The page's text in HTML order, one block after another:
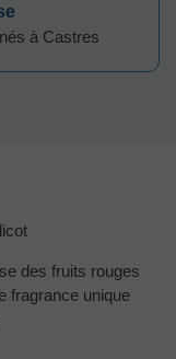
à Castres
des fruits rouges
fragrance unique